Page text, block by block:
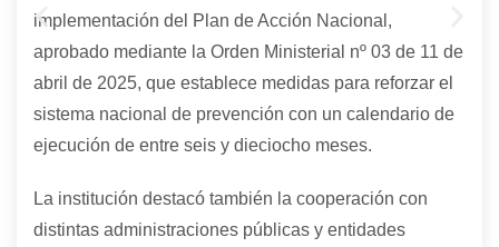
implementación del Plan de Acción Nacional,
aprobado mediante la Orden Ministerial nº 03 de 11 de
abril de 2025, que establece medidas para reforzar el
sistema nacional de prevención con un calendario de
ejecución de entre seis y dieciocho meses.
La institución destacó también la cooperación con
distintas administraciones públicas y entidades